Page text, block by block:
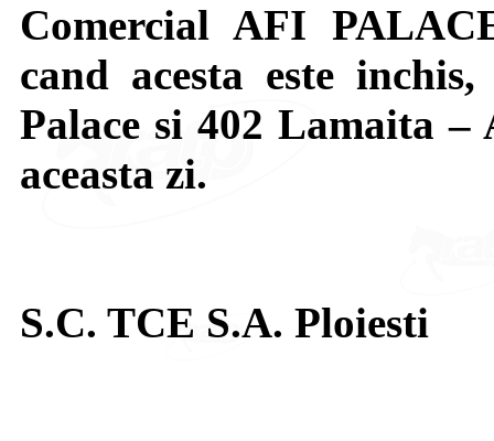
Comercial AFI
cand acesta este
Palace si 402 Lamaita
aceasta zi.
S.C. TCE S.A. Ploiesti